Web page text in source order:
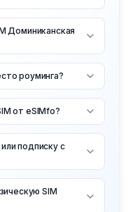
Доминиканская
роуминга?
от eSIMfo?
подписку с
SIM